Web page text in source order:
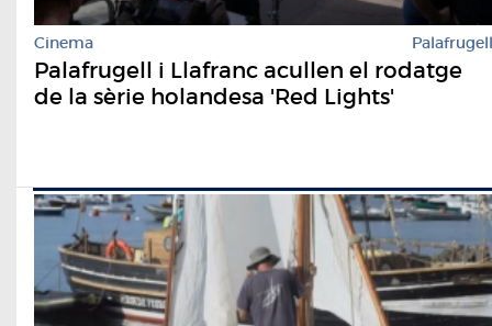
Cinema Palafrugell
Palafrugell i Llafranc acullen el rodatge
de la sèrie holandesa 'Red Lights'